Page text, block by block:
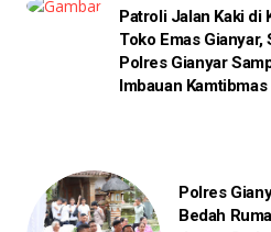
Patroli Jalan Kaki di
Toko Emas Gianyar,
Polres Gianyar
Imbauan Kamtibmas
Polres
Bedah